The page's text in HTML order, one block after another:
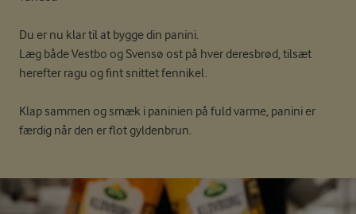
Du er nu klar til at bygge din panini.
Læg både Vestbo og Svensø ost på hver deresbrød, tilsæt
herefter ragu og fint snittet fennikel.
Klap sammen og smæk i paninien på fuld varme, panini er
færdig når den er flot gyldenbrun.